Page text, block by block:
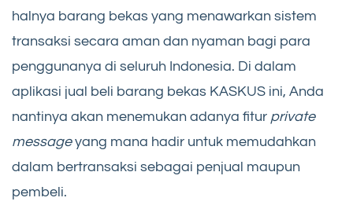
halnya barang bekas yang menawarkan sistem
transaksi secara aman dan nyaman bagi para
penggunanya di seluruh Indonesia. Di dalam
aplikasi jual beli barang bekas KASKUS ini, Anda
nantinya akan menemukan adanya fitur private
messageyang mana hadir untuk memudahkan
dalam bertransaksi sebagai penjual maupun
pembeli.